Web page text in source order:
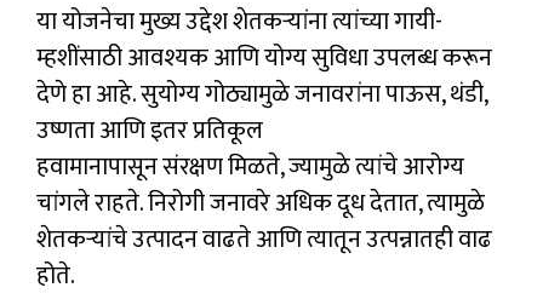
या योजनेचा मुख्य उद्देश शेतकऱ्यांना त्यांच्या गायी-
म्हशींसाठी आवश्यक आणि योग्य सुविधा उपलब्ध करून
देणे हा आहे. सुयोग्य गोठ्यामुळे जनावरांना पाऊस, थंडी,
उष्णता आणि इतर प्रतिकूल
हवामानापासून संरक्षण मिळते, ज्यामुळे त्यांचे आरोग्य
चांगले राहते. निरोगी जनावरे अधिक दूध देतात, त्यामुळे
शेतकऱ्यांचे उत्पादन वाढते आणि त्यातून उत्पन्नातही वाढ
होते.